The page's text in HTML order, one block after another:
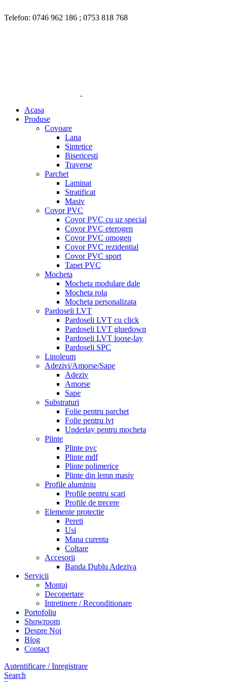
Telefon: 0746 962 186 ; 0753 818 768
Acasa
Produse
Covoare
Lana
Sintetice
Bisericesti
Traverse
Parchet
Laminat
Stratificat
Masiv
Covor PVC
Covor PVC cu uz special
Covor PVC eterogen
Covor PVC omogen
Covor PVC rezidential
Covor PVC sport
Tapet PVC
Mocheta
Mocheta modulare dale
Mocheta rola
Mocheta personalizata
Pardoseli LVT
Pardoseli LVT cu click
Pardoseli LVT gluedown
Pardoseli LVT loose-lay
Pardoseli SPC
Linoleum
Adezivi/Amorse/Sape
Adeziv
Amorse
Sape
Substraturi
Folie pentru parchet
Folie pentru lvt
Underlay pentru mocheta
Plinte
Plinte pvc
Plinte mdf
Plinte polimerice
Plinte din lemn masiv
Profile aluminiu
Profile pentru scari
Profile de trecere
Elemente protectie
Pereti
Usi
Mana curenta
Coltare
Accesorii
Banda Dublu Adeziva
Servicii
Montaj
Decopertare
Intretinere / Reconditionare
Portofoliu
Showroom
Despre Noi
Blog
Contact
Autentificare / Inregistrare
Search